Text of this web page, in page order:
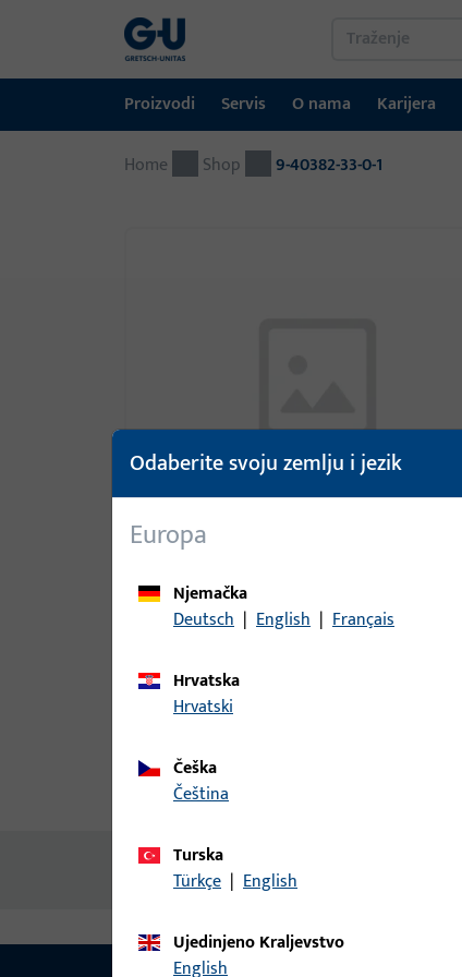
Proizvodi
Proizvodi
Servis
Servis
O nama
O nama
Karijera
Karijera
Reference
Kontakt
Home Shop 9-40382-33-0-1
Opis proizvoda
Nema dostupnog sadržaja
Odaberite svoju zemlju i jezik
Europa
Njemačka
Deutsch | English | Français
Hrvatska
Hrvatski
Češka
čeština
Turska
Türkçe | English
Ujedinjeno Kraljevstvo
English